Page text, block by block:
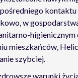
w
higienicznym
mieszkańców,
szybciej.
warunki